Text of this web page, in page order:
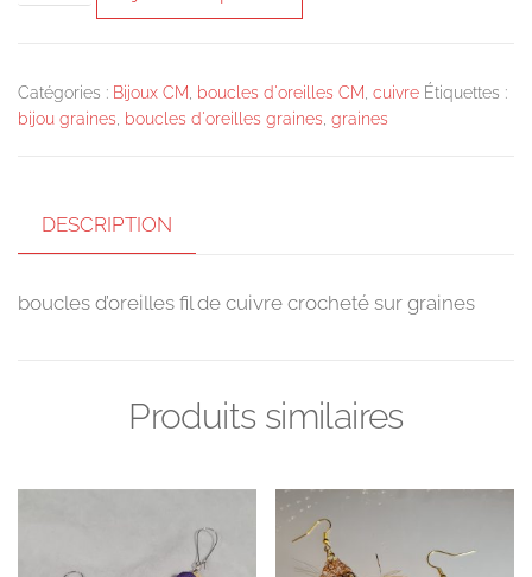
de
fil
sur
Catégories : Bijoux CM boucles d'oreilles CM cuivre Étiquettes :
bijou graines boucles d'oreilles graines graines
DESCRIPTION
boucles d’oreilles fil de cuivre crocheté sur graines
Produits similaires